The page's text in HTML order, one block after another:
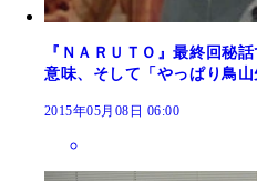
『ＮＡＲＵＴＯ』最終回秘
意味、そして「やっぱり鳥
2015年05月08日 06:00